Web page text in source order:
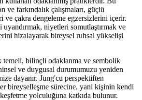
ve farkındalık çalışmaları, güçlü
ve çakra dengeleme egzersizlerini içerir.
uyandırmak, niyetleri somutlaştırmak ve
hizalayarak bireysel ruhsal yükselişi
bilinçli odaklanma ve sembolik
ve duygusal durumumuzu yeniden
dayanır. Jung'cu perspektiften
bireyselleşme sürecine, yani kişinin kendi
yolculuğuna katkıda bulunur.